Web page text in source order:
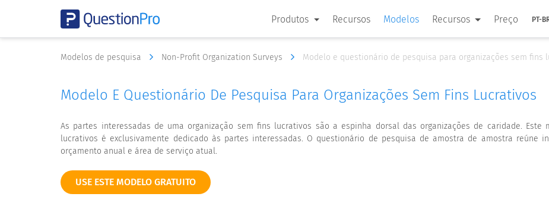
Produtos Recursos Modelos Recursos Preço PT-
Modelos de pesquisa Non-Profit Organization Surveys Modelo e questionário de pesquisa para organizações sem fins
Modelo E Questionário De Pesquisa Para Organizações Sem Fins Lucrativos
As partes interessadas de uma organização sem fins lucrativos são a espinha dorsal das organizações de caridade. Este
lucrativos é exclusivamente dedicado às partes interessadas. O questionário de pesquisa de amostra de amostra reúne
orçamento anual e área de serviço atual.
USE ESTE MODELO GRATUITO